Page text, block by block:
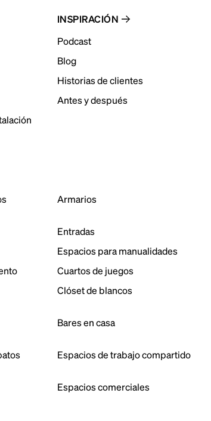
INSPIRACIÓN
Podcast
Blog
Historias de clientes
Antes y después
Armarios
Entradas
Espacios para manualidades
Cuartos de juegos
Clóset de blancos
Bares en casa
Espacios de trabajo compartido
Espacios comerciales